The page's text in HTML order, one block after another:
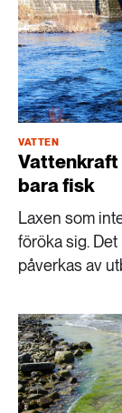
VATTEN
Vattenkraft
bara fisk
Laxen som
föröka sig.
påverkas av
menar